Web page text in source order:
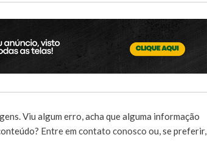
Viu algum erro, acha que alguma informação
Entre em contato conosco ou, se preferir,